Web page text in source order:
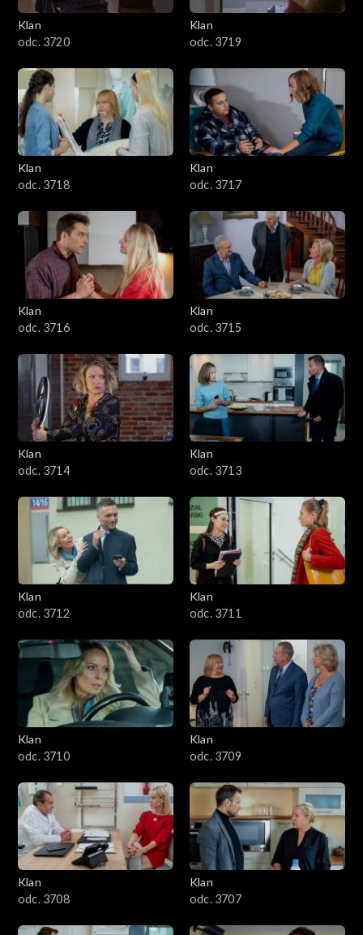
Klan
odc. 3720
Klan
odc. 3719
Klan
odc. 3718
Klan
odc. 3717
Klan
odc. 3716
Klan
odc. 3715
Klan
odc. 3714
Klan
odc. 3713
Klan
odc. 3712
Klan
odc. 3711
Klan
odc. 3710
Klan
odc. 3709
Klan
odc. 3708
Klan
odc. 3707